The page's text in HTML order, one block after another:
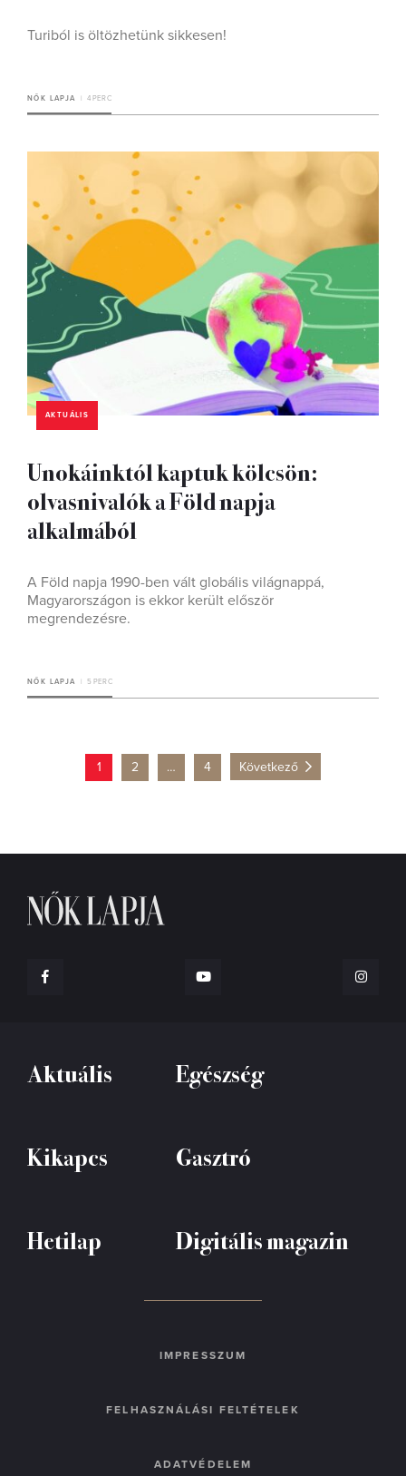
Turiból is öltözhetünk sikkesen!
NŐK LAPJA 4 PERC
AKTUÁLIS
Unokáinktól kaptuk kölcsön:
olvasnivalók a Föld napja
alkalmából
A Föld napja 1990-ben vált globális világnappá,
Magyarországon is ekkor került először
megrendezésre.
NŐK LAPJA 5 PERC
1 2 … 4 Következő
Aktuális Egészség
Kikapcs Gasztró
Hetilap Digitális magazin
IMPRESSZUM
FELHASZNÁLÁSI FELTÉTELEK
ADATVÉDELEM